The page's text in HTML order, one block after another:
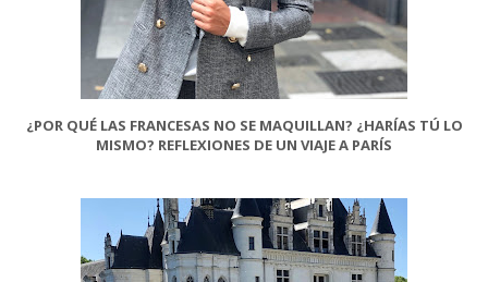
¿POR QUÉ LAS FRANCESAS NO SE MAQUILLAN? ¿HARÍAS TÚ LO
MISMO? REFLEXIONES DE UN VIAJE A PARÍS